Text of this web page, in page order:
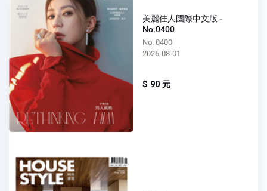
美麗佳人國際中文版 -
No.0400
No. 0400
2026-08-01
$ 90 元